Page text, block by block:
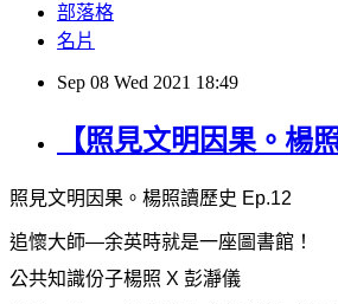
部落格
名片
Sep 08 Wed 2021 18:49
【照見文明因果。楊
照見文明因果。楊照讀歷史 Ep.12
追懷大師—余英時就是一座圖書館！
公共知識份子楊照 X 彭瀞儀